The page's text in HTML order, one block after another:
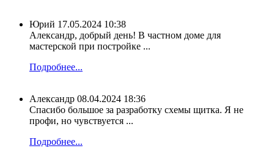
Юрий 17.05.2024 10:38
Александр, добрый день! В частном доме для
мастерской при постройке ...
Подробнее...
Александр 08.04.2024 18:36
Спасибо большое за разработку схемы щитка. Я не
профи, но чувствуется ...
Подробнее...